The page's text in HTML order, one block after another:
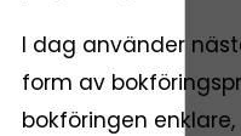
I dag använder
form av
bokföringen